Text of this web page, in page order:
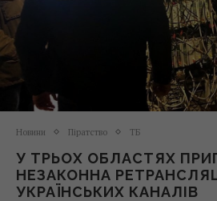
Новини Піратство ТБ
У ТРЬОХ ОБЛАСТЯХ
НЕЗАКОННА
УКРАЇНСЬКИХ КАНАЛІВ